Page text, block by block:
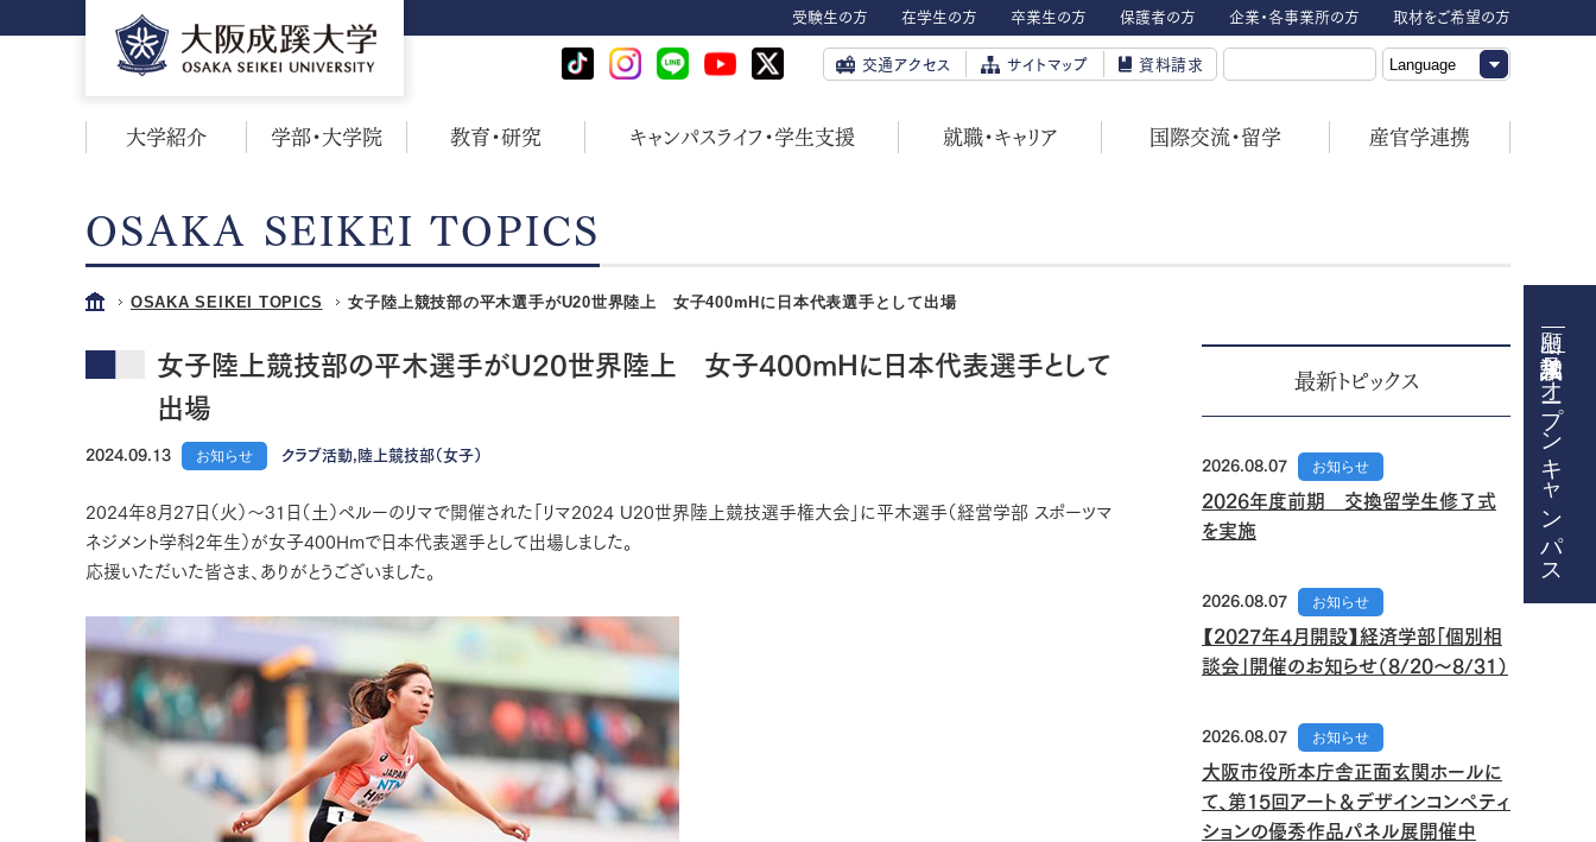
受験生の方 在学生の方 卒業生の方 保護者の方 企業・各事業所の方 取材をご希望の方
大学紹介 学部・大学院 教育・研究 キャンパスライフ・学生支援 就職・キャリア 国際交流・留学 産官学連携
交通アクセス サイトマップ 資料請求
オープンキャンパス
OSAKA SEIKEI TOPICS
OSAKA SEIKEI TOPICS 女子陸上競技部の平木選手がU20世界陸上 女子400mHに日本代表選手として出場
女子陸上競技部の平木選手がU20世界陸上 女子400mHに日本代表選手として
出場
2024.09.13 お知らせ クラブ活動,陸上競技部（女子）
2024年8月27日（火）～31日（土）ペルーのリマで開催された「リマ2024 U20世界陸上競技選手権大会」に平木選手（経営学部 スポーツマ
ネジメント学科2年生）が女子400Hmで日本代表選手として出場しました。
応援いただいた皆さま、ありがとうございました。
最新トピックス
2026.08.07 お知らせ
2026年度前期 交換留学生修了式
を実施
2026.08.07 お知らせ
【2027年4月開設】経済学部「個別相
談会」開催のお知らせ（8/20～8/31）
2026.08.07 お知らせ
大阪市役所本庁舎正面玄関ホールに
て、第15回アート＆デザインコンペティ
ションの優秀作品パネル展開催中